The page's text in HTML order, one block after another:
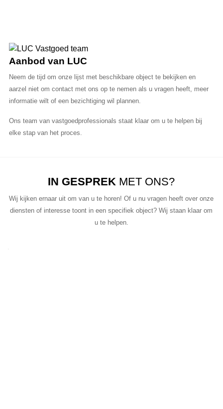
Aanbod van LUC
Neem de tijd om onze lijst met beschikbare object te bekijken en
aarzel niet om contact met ons op te nemen als u vragen heeft, meer
informatie wilt of een bezichtiging wil plannen.
Ons team van vastgoedprofessionals staat klaar om u te helpen bij
elke stap van het proces.
IN GESPREK MET ONS?
Wij kijken ernaar uit om van u te horen! Of u nu vragen heeft over onze
diensten of interesse toont in een specifiek object? Wij staan klaar om
u te helpen.